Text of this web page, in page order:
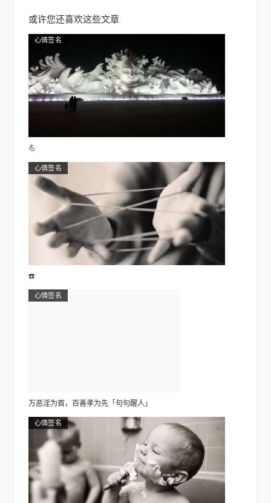
或许您还喜欢这些文章
心情签名
💪
心情签名
☎️
心情签名
万恶淫为首，百善孝为先「句句醒人」
心情签名